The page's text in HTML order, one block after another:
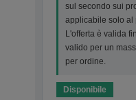
sul secondo sui
applicabile solo al
L'offerta è valida
valido per un
per ordine.
Disponibile